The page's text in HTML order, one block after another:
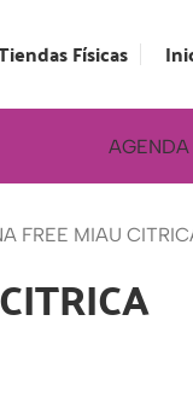
Físicas
FREE MIAU